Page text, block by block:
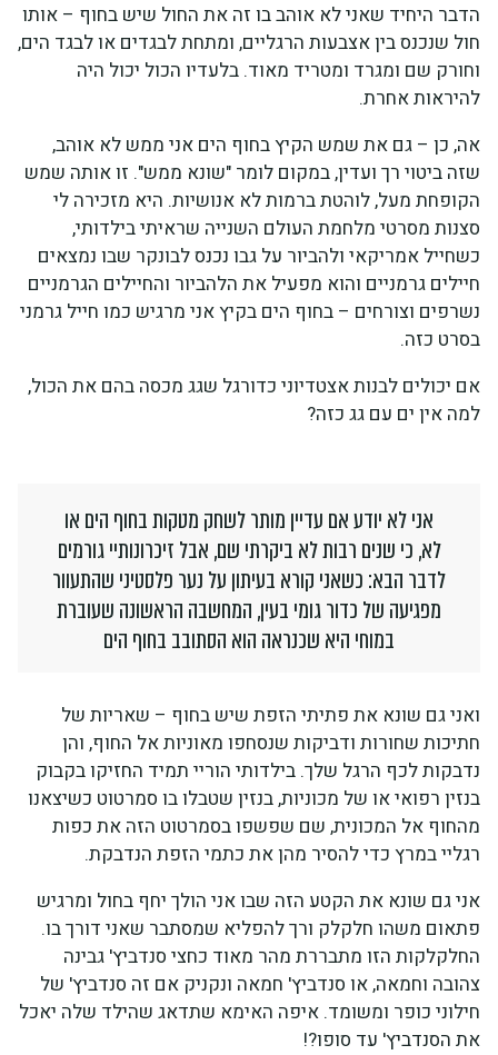
הדבר היחיד שאני לא אוהב בו זה את החול שיש בחוף – אותו
חול שנכנס בין אצבעות הרגליים, ומתחת לבגדים או לבגד הים,
וחורק שם ומגרד ומטריד מאוד. בלעדיו הכול יכול היה
להיראות אחרת.
אה, כן – גם את שמש הקיץ בחוף הים אני ממש לא אוהב,
שזה ביטוי רך ועדין, במקום לומר "שונא ממש". זו אותה שמש
הקופחת מעל, לוהטת ברמות לא אנושיות. היא מזכירה לי
סצנות מסרטי מלחמת העולם השנייה שראיתי בילדותי,
כשחייל אמריקאי ולהביור על גבו נכנס לבונקר שבו נמצאים
חיילים גרמניים והוא מפעיל את הלהביור והחיילים הגרמניים
נשרפים וצורחים – בחוף הים בקיץ אני מרגיש כמו חייל גרמני
בסרט כזה.
אם יכולים לבנות אצטדיוני כדורגל שגג מכסה בהם את הכול,
למה אין ים עם גג כזה?
אני לא יודע אם עדיין מותר לשחק מטקות בחוף הים או
לא, כי שנים רבות לא ביקרתי שם, אבל זיכרונותיי גורמים
לדבר הבא: כשאני קורא בעיתון על נער פלסטיני שהתעוור
מפגיעה של כדור גומי בעין, המחשבה הראשונה שעוברת
במוחי היא שכנראה הוא הסתובב בחוף הים
ואני גם שונא את פתיתי הזפת שיש בחוף – שאריות של
חתיכות שחורות ודביקות שנסחפו מאוניות אל החוף, והן
נדבקות לכף הרגל שלך. בילדותי הוריי תמיד החזיקו בקבוק
בנזין רפואי או של מכוניות, בנזין שטבלו בו סמרטוט כשיצאנו
מהחוף אל המכונית, שם שפשפו בסמרטוט הזה את כפות
רגליי במרץ כדי להסיר מהן את כתמי הזפת הנדבקת.
אני גם שונא את הקטע הזה שבו אני הולך יחף בחול ומרגיש
פתאום משהו חלקלק ורך להפליא שמסתבר שאני דורך בו.
החלקלקות הזו מתבררת מהר מאוד כחצי סנדביץ' גבינה
צהובה וחמאה, או סנדביץ' חמאה ונקניק אם זה סנדביץ' של
חילוני כופר ומשומד. איפה האימא שתדאג שהילד שלה יאכל
את הסנדביץ' עד סופו?!